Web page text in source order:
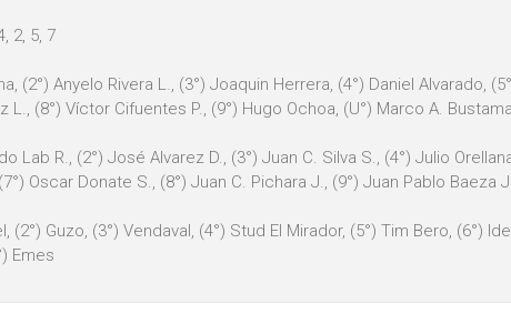
2, 5, 7
(2°) Anyelo Rivera L., (3°) Joaquin Herrera, (4°) Daniel Alvarado,
L., (8°) Víctor Cifuentes P., (9°) Hugo Ochoa, (U°) Marco A.
Lab R., (2°) José Alvarez D., (3°) Juan C. Silva S., (4°) Julio
Oscar Donate S., (8°) Juan C. Pichara J., (9°) Juan Pablo Baeza
(2°) Guzo, (3°) Vendaval, (4°) Stud El Mirador, (5°) Tim Bero, (6°)
Emes